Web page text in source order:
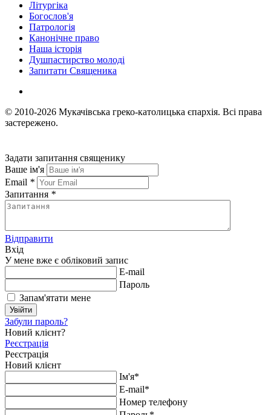
Літургіка
Богослов'я
Патрологія
Канонічне право
Наша історія
Душпастирство молоді
Запитати Священика
© 2010-2026 Мукачівська греко-католицька єпархія. Всі права
застережено.
Задати запитання священику
Ваше ім'я
Email *
Запитання *
Відправити
Вхід
У мене вже є обліковий запис
E-mail
Пароль
Запам'ятати мене
Увійти
Забули пароль?
Новий клієнт?
Реєстрація
Реєстрація
Новий клієнт
Ім'я*
E-mail*
Номер телефону